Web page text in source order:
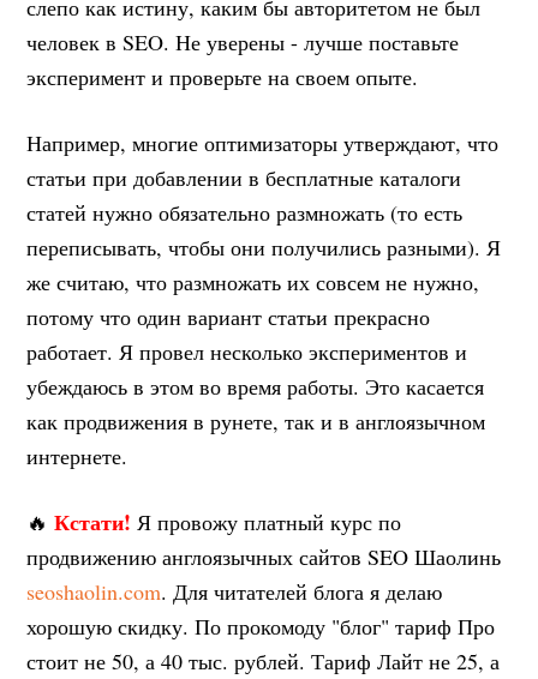
слепо как истину, каким бы авторитетом не был
человек в SEO. Не уверены - лучше поставьте
эксперимент и проверьте на своем опыте.
Например, многие оптимизаторы утверждают, что
статьи при добавлении в бесплатные каталоги
статей нужно обязательно размножать (то есть
переписывать, чтобы они получились разными). Я
же считаю, что размножать их совсем не нужно,
потому что один вариант статьи прекрасно
работает. Я провел несколько экспериментов и
убеждаюсь в этом во время работы. Это касается
как продвижения в рунете, так и в англоязычном
интернете.
🔥Кстати! Я провожу платный курс по
продвижению англоязычных сайтов SEO Шаолинь
seoshaolin.com. Для читателей блога я делаю
хорошую скидку. По прокомоду "блог" тариф Про
стоит не 50, а 40 тыс. рублей. Тариф Лайт не 25, а